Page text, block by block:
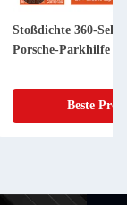
Stoßdichte 360-
Porsche-Parkhilfe
Beste